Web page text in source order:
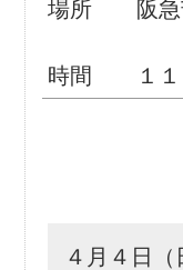
場所 阪急
時間 １１
４月４日